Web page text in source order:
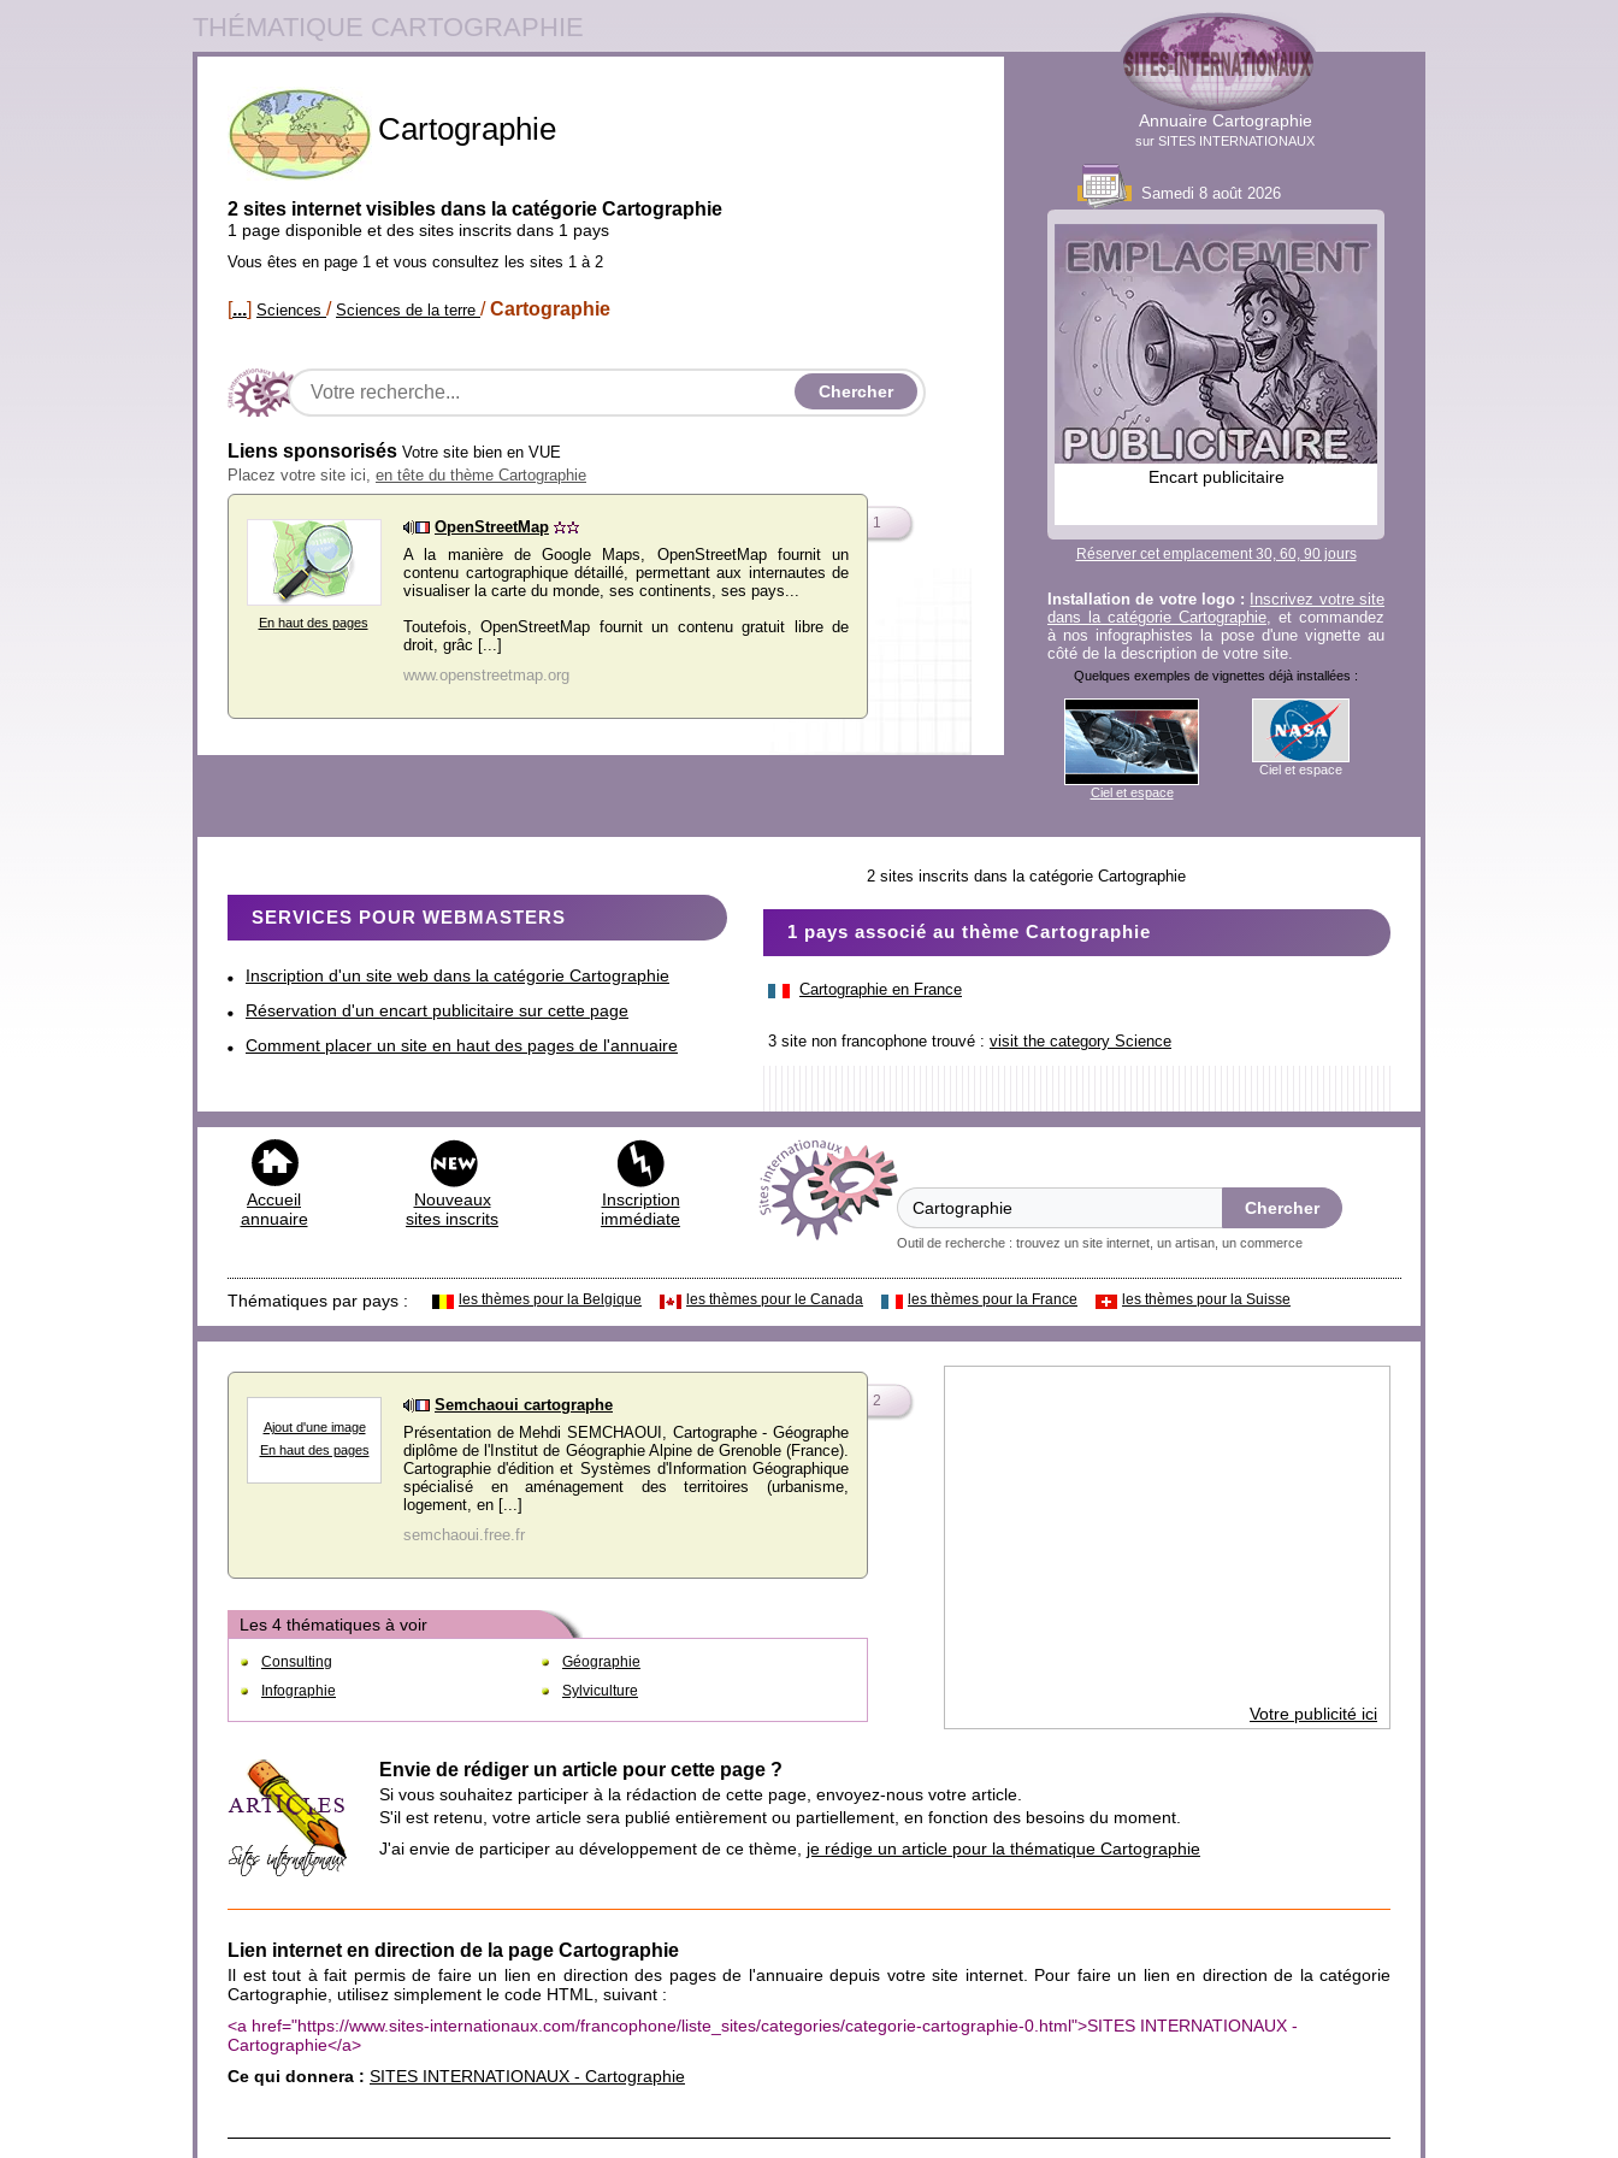
THÉMATIQUE CARTOGRAPHIE
Cartographie
2 sites internet visibles dans la catégorie Cartographie
1 page disponible et des sites inscrits dans 1 pays
Vous êtes en page 1 et vous consultez les sites 1 à 2
[...] Sciences / Sciences de la terre /Cartographie
Liens sponsorisés Votre site bien en VUE
Placez votre site ici, en tête du thème Cartographie
En haut des pages
OpenStreetMap
A la manière de Google Maps, OpenStreetMap fournit un
contenu cartographique détaillé, permettant aux internautes de
visualiser la carte du monde, ses continents, ses pays...
Toutefois, OpenStreetMap fournit un contenu gratuit libre de
droit, grâc [...]
www.openstreetmap.org
1
Annuaire Cartographie
sur SITES INTERNATIONAUX
Samedi 8 août 2026
Encart publicitaire
Réserver cet emplacement 30, 60, 90 jours
Installation de votre logo :
Inscrivez votre site
dans la catégorie Cartographie, et commandez
à nos infographistes la pose d'une vignette au
côté de la description de votre site.
Quelques exemples de vignettes déjà installées :
Ciel et espace
Ciel et espace
SERVICES POUR WEBMASTERS
Inscription d'un site web dans la catégorie Cartographie
Réservation d'un encart publicitaire sur cette page
Comment placer un site en haut des pages de l'annuaire
2 sites inscrits dans la catégorie Cartographie
1 pays associé au thème Cartographie
Cartographie en France
3 site non francophone trouvé : visit the category Science
Accueil
annuaire
Nouveaux
sites inscrits
Inscription
immédiate
Outil de recherche : trouvez un site internet, un artisan, un commerce
Thématiques par pays : les thèmes pour la Belgique les thèmes pour le Canada les thèmes pour la France les thèmes pour la Suisse
Ajout d'une image
En haut des pages
Semchaoui cartographe
Présentation de Mehdi SEMCHAOUI, Cartographe - Géographe
diplôme de l'Institut de Géographie Alpine de Grenoble (France).
Cartographie d'édition et Systèmes d'Information Géographique
spécialisé en aménagement des territoires (urbanisme,
logement, en [...]
semchaoui.free.fr
2
Les 4 thématiques à voir
Consulting
Géographie
Infographie
Sylviculture
Votre publicité ici
Envie de rédiger un article pour cette page ?
Si vous souhaitez participer à la rédaction de cette page, envoyez-nous votre article.
S'il est retenu, votre article sera publié entièrement ou partiellement, en fonction des besoins du moment.
J'ai envie de participer au développement de ce thème, je rédige un article pour la thématique Cartographie
Lien internet en direction de la page Cartographie
Il est tout à fait permis de faire un lien en direction des pages de l'annuaire depuis votre site internet. Pour faire un lien en direction de la catégorie
Cartographie, utilisez simplement le code HTML, suivant :
<a href="https://www.sites-internationaux.com/francophone/liste_sites/categories/categorie-cartographie-0.html">SITES INTERNATIONAUX -
Cartographie</a>
Ce qui donnera : SITES INTERNATIONAUX - Cartographie